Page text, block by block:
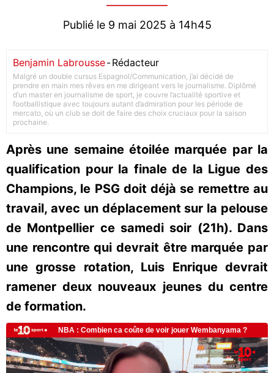
Publié le 9 mai 2025 à 14h45
Benjamin Labrousse-Rédacteur
Malgré un double cursus Espagnol/Communication, j’ai décidé de
prendre en main mes rêves en me dirigeant vers le journalisme. Diplômé
d’un master en journalisme de sport, je couvre l’actualité sportive et
footballistique avec toujours autant d’admiration pour les période de
mercato, où un club se doit de faire des choix cruciaux pour la saison
prochaine.
Après une semaine étoilée marquée par la
qualification pour la finale de la Ligue des
Champions, le PSG doit déjà se remettre au
travail, avec un déplacement sur la pelouse
de Montpellier ce samedi soir (21h). Dans
une rencontre qui devrait être marquée par
une grosse rotation, Luis Enrique devrait
ramener deux nouveaux jeunes du centre
de formation.